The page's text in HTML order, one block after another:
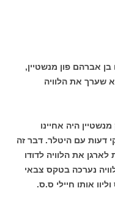
אברהם פון מנשטיין,
שערך את הלוויה
היה אחיינו
דעות עם היטלר. דבר זה
את הלוויה לדודו
נערכה בטקס צבאי
אותו חיילי ס.ס.